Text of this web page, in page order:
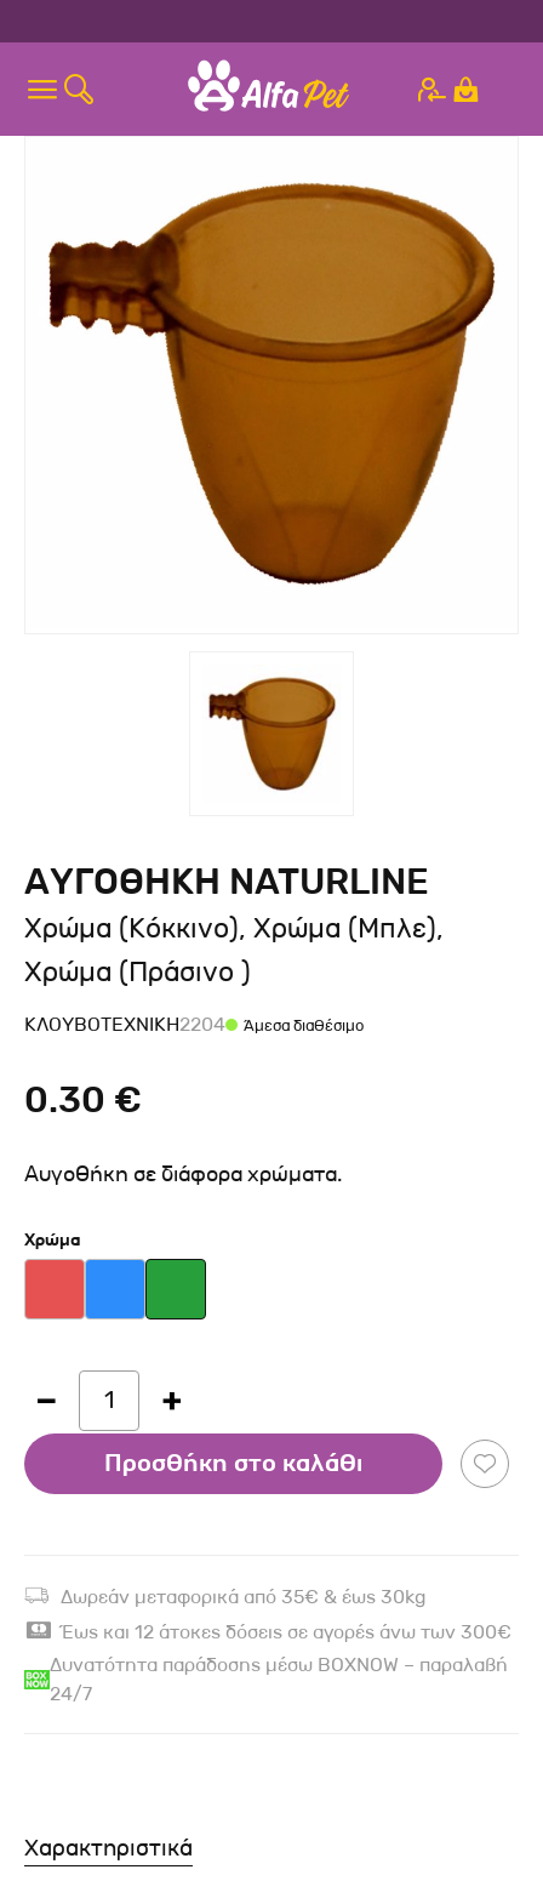
ΑΥΓΟΘΗΚΗ NATURLINE
Χρώμα (Κόκκινο), Χρώμα (Μπλε),
Χρώμα (Πράσινο )
ΚΛΟΥΒΟΤΕΧΝΙΚΉ2204 Άμεσα διαθέσιμο
0.30 €
Αυγοθήκη σε διάφορα χρώματα.
Χρώμα
1
Προσθήκη στο καλάθι
Δωρεάν μεταφορικά από 35€ & έως 30kg
Έως και 12 άτοκες δόσεις σε αγορές άνω των 300€
Δυνατότητα παράδοσης μέσω BOXNOW – παραλαβή
24/7
Χαρακτηριστικά